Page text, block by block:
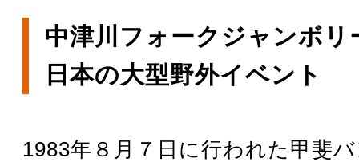
中津川フォークジャンボリ
日本の大型野外イベント
1983年８月７日に行われた甲斐